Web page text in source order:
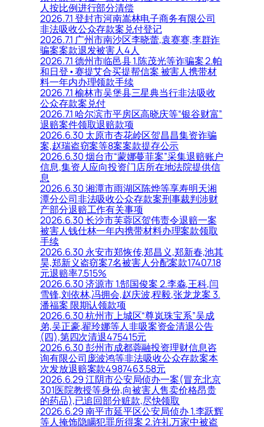
人按比例进行部分清偿
2026.7.1 登封市河南嵩林电子商务有限公司
非法吸收公众存款案兑付登记
2026.7.1 广州市南沙区李晓蕾,袁赛赛,李群诈
骗案案款退发被害人4人
2026.7.1 德州市临邑县 1.陈茂光等诈骗案 2.帕
和日登•赛提艾合买提帮信案 被害人携带材
料一年内办理领款手续
2026.7.1 榆林市吴堡县三星典当行非法吸收
公众存款案兑付
2026.7.1 哈尔滨市平房区高晓庆等“银谷财富”
退赔案件领取退赔款项
2026.6.30 太原市杏花岭区贺昌昌集资诈骗
案,赵瑞盗窃案等8案案款提存公示
2026.6.30 烟台市“蒙娜蔓菲案”采集退赔账户
信息,集资人应向投资门店所在地法院提供信
息
2026.6.30 湘潭市雨湖区陈烨等享寿明天湘
潭分公司非法吸收公众存款案刑事裁判涉财
产部分退赔工作有关事项
2026.6.30 长沙市芙蓉区贺伟责令退赔一案
被害人钱仕林一年内携带材料办理案款领取
手续
2026.6.30 永安市郑恢传,郑昌义,郑新春,池其
昊,郑新义盗窃案7名被害人分配案款17407.18
元退赔率7.515%
2026.6.30 济源市 1.郜国俊案 2.李淼,王科,闫
雪锋,刘依林,冯拥会,赵庆波,程毅,张龙龙案 3.
潘福案 限期认领款项
2026.6.30 杭州市上城区“尊岚珠宝系”吴成
弟,吴正豪,翟玲娜等人非吸案资金清退公告
(四),第四次清退475415元
2026.6.30 彭州市成都蓉融投资理财信息咨
询有限公司庞波鸿等非法吸收公众存款案本
次发放退赔案款4987463.58元
2026.6.29 江阴市公安局侦办一案(冒充北京
301医院教授等身份,向被害人售卖价格昂贵
的药品),已追回部分赃款,尽快领取
2026.6.29 南平市延平区公安局侦办 1.李跃辉
等人掩饰隐瞒犯罪所得案 2.许礼万家中被盗